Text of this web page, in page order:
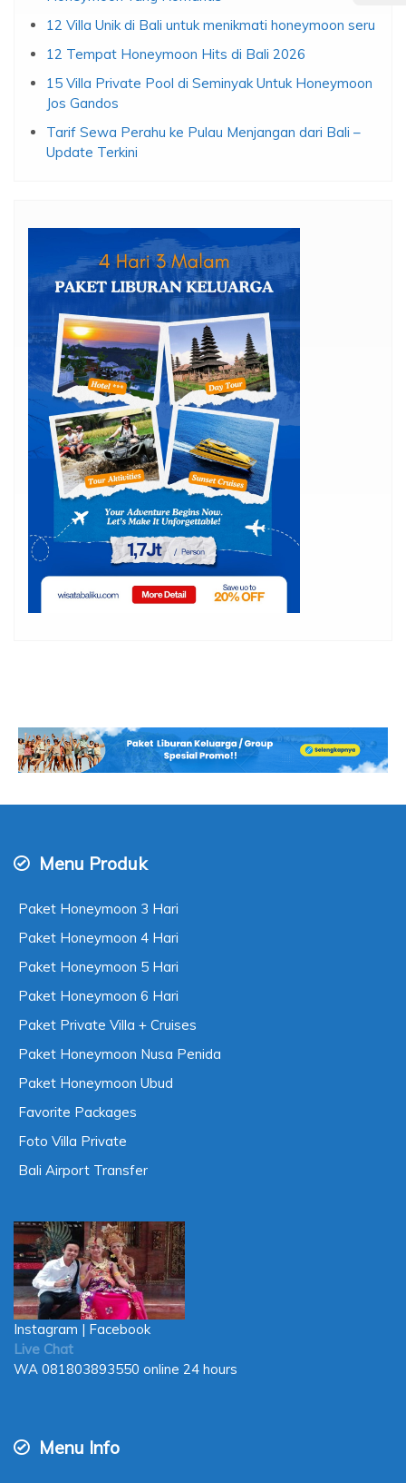
12 Villa Unik di Bali untuk menikmati honeymoon seru
12 Tempat Honeymoon Hits di Bali 2026
15 Villa Private Pool di Seminyak Untuk Honeymoon
Jos Gandos
Tarif Sewa Perahu ke Pulau Menjangan dari Bali –
Update Terkini
Menu Produk
Paket Honeymoon 3 Hari
Paket Honeymoon 4 Hari
Paket Honeymoon 5 Hari
Paket Honeymoon 6 Hari
Paket Private Villa + Cruises
Paket Honeymoon Nusa Penida
Paket Honeymoon Ubud
Favorite Packages
Foto Villa Private
Bali Airport Transfer
Instagram | Facebook
Live Chat
WA 081803893550 online 24 hours
Menu Info